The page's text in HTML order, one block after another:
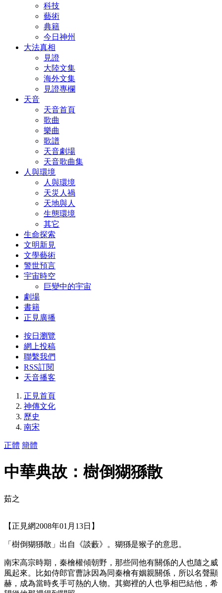
科技
藝術
典籍
今日神州
大法真相
見證
大陸文集
海外文集
見證專欄
天音
天音首頁
歌曲
樂曲
歌譜
天音劇場
天音歌曲集
人與環境
人與環境
天災人禍
天地與人
生態環境
其它
生命探索
文明新見
文學藝術
警世預言
宇宙時空
巨變中的宇宙
劇場
書籍
正見廣播
按日瀏覽
網上投稿
聯繫我們
RSS訂閱
天音播客
正見首頁
神傳文化
歷史
南宋
正體 簡體
中華典故：樹倒猢猻散
茹之
【正見網2008年01月13日】
「樹倒猢猻散」出自《談藪》。猢猻是猴子的意思。
南宋高宗時期，秦檜權傾朝野，那些同他有關係的人也隨之威
風起來。比如侍郎官曹詠因為同秦檜有姻親關係，所以名聲顯
赫，成為當時炙手可熱的人物。其鄉裡的人也爭相巴結他，希